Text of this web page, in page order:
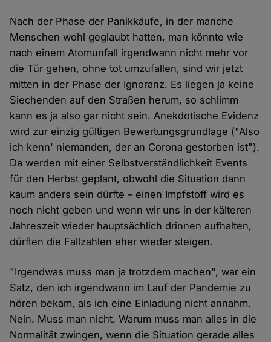
Nach der Phase der Panikkäufe, in der manche
Menschen wohl geglaubt hatten, man könnte wie
nach einem Atomunfall irgendwann nicht mehr vor
die Tür gehen, ohne tot umzufallen, sind wir jetzt
mitten in der Phase der Ignoranz. Es liegen ja keine
Siechenden auf den Straßen herum, so schlimm
kann es ja also gar nicht sein. Anekdotische Evidenz
wird zur einzig gültigen Bewertungsgrundlage ("Also
ich kenn' niemanden, der an Corona gestorben ist").
Da werden mit einer Selbstverständlichkeit Events
für den Herbst geplant, obwohl die Situation dann
kaum anders sein dürfte – einen Impfstoff wird es
noch nicht geben und wenn wir uns in der kälteren
Jahreszeit wieder hauptsächlich drinnen aufhalten,
dürften die Fallzahlen eher wieder steigen.
"Irgendwas muss man ja trotzdem machen", war ein
Satz, den ich irgendwann im Lauf der Pandemie zu
hören bekam, als ich eine Einladung nicht annahm.
Nein. Muss man nicht. Warum muss man alles in die
Normalität zwingen, wenn die Situation gerade alles